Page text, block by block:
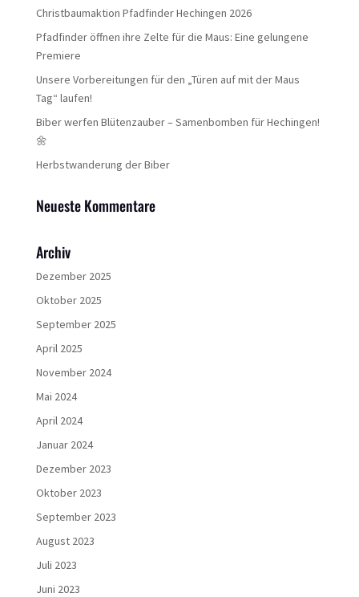
Christbaumaktion Pfadfinder Hechingen 2026
Pfadfinder öffnen ihre Zelte für die Maus: Eine gelungene
Premiere
Unsere Vorbereitungen für den „Türen auf mit der Maus
Tag“ laufen!
Biber werfen Blütenzauber – Samenbomben für Hechingen!
🌼
Herbstwanderung der Biber
Neueste Kommentare
Archiv
Dezember 2025
Oktober 2025
September 2025
April 2025
November 2024
Mai 2024
April 2024
Januar 2024
Dezember 2023
Oktober 2023
September 2023
August 2023
Juli 2023
Juni 2023